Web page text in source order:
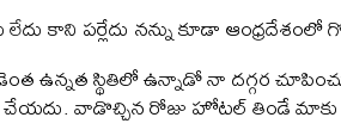
కాని పర్లేదు నన్ను కూడా ఆంధ్రదేశంలో
ఉన్నత స్థితిలో ఉన్నాడో నా దగ్గర
వాడొచ్చిన రోజు హోటల్ తిండే మాకు